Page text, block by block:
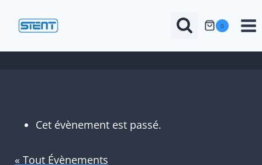
0
Cet évènement est passé.
« Tout Évènements